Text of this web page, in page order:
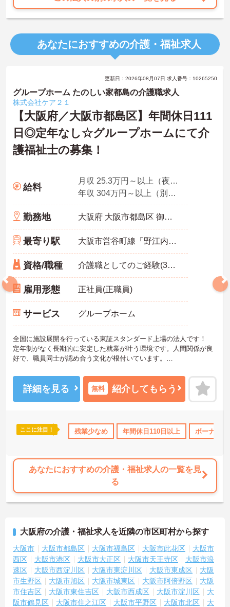
あなたにおすすめの介護・福祉求人
サポート 産休･育休･介護休暇取得実績あり 交通費支給
更新日：2026年08月07日 求人番号：10265250
グループホーム たのしい家都島の介護職求人
株式会社ケア２１
【大阪府／大阪市都島区】年間休日111
日◎定年なし☆グループホームにて介
護福祉士の募集！
給料
月収 25.3万円～以上（夜勤5回分・諸手当込み）
年収 304万円～以上（別途賞与付与）
勤務地 大阪府 大阪市都島区 御幸町1-6-5
最寄り駅 大阪市営谷町線「野江内代駅」徒歩12分
資格/職種 介護職としてのご経験(3年以上)あれば尚可
雇用形態 正社員(正職員)
サービス グループホーム
全国に施設展開を行っている東証スタンダード上場の法人です！
定年制がなく長期的に安定した就業が叶う環境です。人間関係が良
好で、職員同士が認め合う文化が根付いています。
しますのでお気軽にご相談ください！
詳細を見る 無料 紹介してもらう
ここに注目！ 残業少なめ 年間休日110日以上 ボーナス
あなたにおすすめの介護・福祉求人の一覧を見
る
大阪府の介護・福祉求人を近隣の市区町村から探す
大阪市 大阪市都島区 大阪市福島区 大阪市此花区
大阪市
西区
大阪市港区 大阪市大正区 大阪市天王寺区
大阪市浪
速区
大阪市西淀川区 大阪市東淀川区 大阪市東成区
大阪
市生野区
大阪市旭区 大阪市城東区 大阪市阿倍野区
大阪
市住吉区
大阪市東住吉区 大阪市西成区 大阪市淀川区
大
阪市鶴見区
大阪市住之江区 大阪市平野区 大阪市北区
大